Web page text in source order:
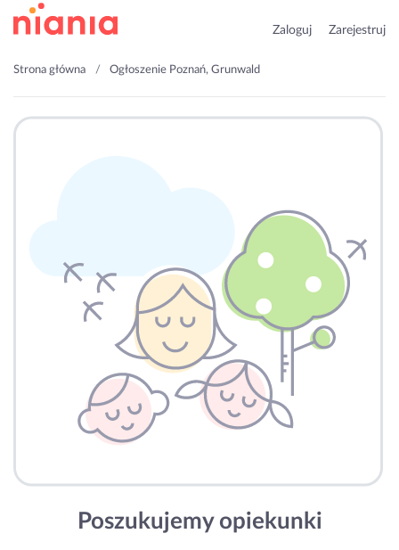
Zaloguj Zarejestruj
Strona główna Ogłoszenie Poznań, Grunwald
Poszukujemy opiekunki